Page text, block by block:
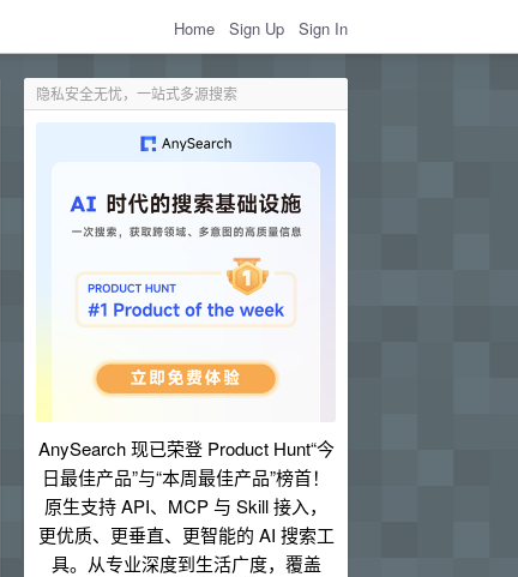
Home Sign Up Sign In
隐私安全无忧，一站式多源搜索
AnySearch 现已荣登 Product Hunt“今
日最佳产品”与“本周最佳产品”榜首！
原生支持 API、MCP 与 Skill 接入，
更优质、更垂直、更智能的 AI 搜索工
具。从专业深度到生活广度，覆盖